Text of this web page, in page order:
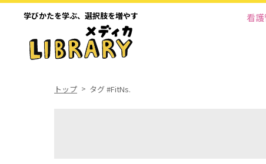
学びかたを学ぶ、 選択肢を増やす 看
トップ タグ #FitNs.